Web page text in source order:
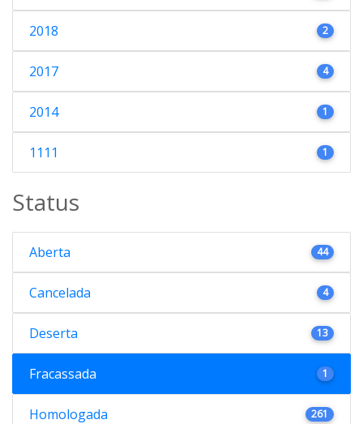
2018 2
2017 4
2014 1
1111 1
Status
Aberta 44
Cancelada 4
Deserta 13
Fracassada 1
Homologada 261